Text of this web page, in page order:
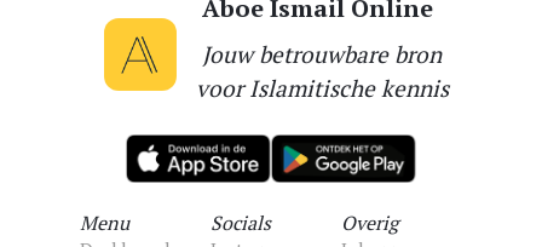
Aboe Ismail Online
Jouw betrouwbare bron
voor Islamitische kennis
Menu Socials Overig